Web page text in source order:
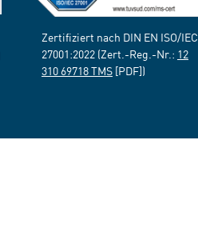
Zertifiziert nach DIN EN ISO/IEC
27001:2022 (Zert.-Reg.-Nr.: 12
310 69718 TMS [PDF])